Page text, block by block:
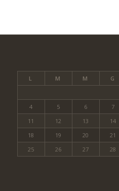
L M M G
4
5 6 7
11
12 13 14
18
19 20 21
25
26 27 28